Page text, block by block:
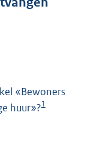
«Bewoners
huur»?1